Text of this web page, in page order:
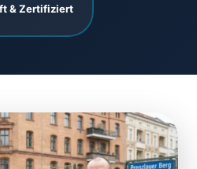
& Zertifiziert